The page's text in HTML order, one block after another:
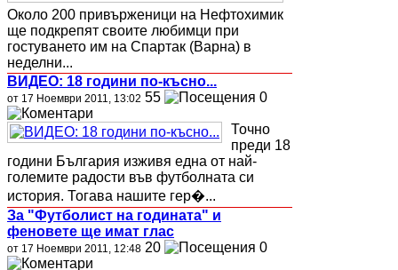
Около 200 привърженици на Нефтохимик
ще подкрепят своите любимци при
гостуването им на Спартак (Варна) в
неделни...
ВИДЕО: 18 години по-късно...
от 17 Ноември 2011, 13:02 55 0
Точно
преди 18
години България изживя една от най-
големите радости във футболната си
история. Тогава нашите гер�...
За "Футболист на годината" и
феновете ще имат глас
от 17 Ноември 2011, 12:48 20 0